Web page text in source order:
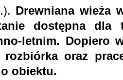
Drewniana wieża
dostępna dla
letnim. Dopiero
oraz
obiektu.